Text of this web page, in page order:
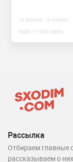
10 апреля - 19 апреля
5000 - 17 500 тенге
Рассылка
Отбираем главные
рассказываем о